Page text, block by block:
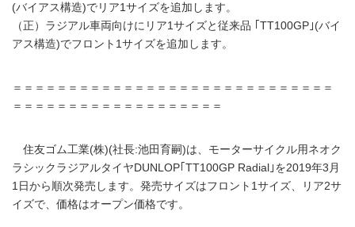
(バイアス構造)でリア1サイズを追加します。
（正）ラジアル車両向けにリア1サイズと従来品 ｢TT100GP｣(バイ
アス構造)でフロント1サイズを追加します。
＝＝＝＝＝＝＝＝＝＝＝＝＝＝＝＝＝＝＝＝＝＝＝＝＝＝＝＝＝
＝＝＝＝＝＝＝＝＝＝＝＝＝＝＝＝＝＝＝
住友ゴム工業(株)(社長:池田育嗣)は、モーターサイクル用ネオク
ラシックラジアルタイヤDUNLOP｢TT100GP Radial｣を2019年3月
1日から順次発売します。発売サイズはフロント1サイズ、リア2サ
イズで、価格はオープン価格です。